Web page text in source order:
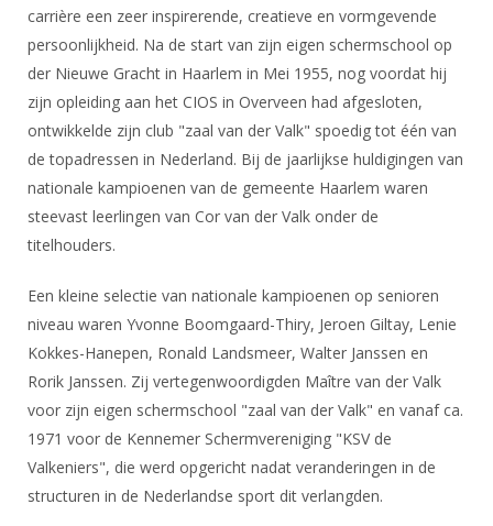
Historie
Ereleden
Leden van Verdiensten
Vacatures
Bondsbureau
Contact
Medewerkers
Samenwerking
Formulieren
Alle Verenigingen
Nieuws
Verenigingsondersteuning
Witte Vlekkenplan
Materiaal
Schermpaspoort
Rolstoelschermen
Wedstrijdkalender
KNAS Keurmerk
JPT
Veteranenwedstrijden
Wedstrijdorganisatie
Nieuws
Talentontwikkeling
Atletencommissie
Internationale Titeltoernooien
Internationale aanmeldingen
Nieuws
Nationale opleidingen
Internationale opleidingen
Leraar
Voor scheidsrechters
Scheidsrechterslijst
Scheidsrechter Documentatie
Opleidingen
Tuchtzaken
carrière een zeer inspirerende, creatieve en vormgevende
persoonlijkheid. Na de start van zijn eigen schermschool op
der Nieuwe Gracht in Haarlem in Mei 1955, nog voordat hij
zijn opleiding aan het CIOS in Overveen had afgesloten,
ontwikkelde zijn club "zaal van der Valk" spoedig tot één van
de topadressen in Nederland. Bij de jaarlijkse huldigingen van
nationale kampioenen van de gemeente Haarlem waren
steevast leerlingen van Cor van der Valk onder de
titelhouders.
Een kleine selectie van nationale kampioenen op senioren
niveau waren Yvonne Boomgaard-Thiry, Jeroen Giltay, Lenie
Kokkes-Hanepen, Ronald Landsmeer, Walter Janssen en
Rorik Janssen. Zij vertegenwoordigden Maître van der Valk
voor zijn eigen schermschool "zaal van der Valk" en vanaf ca.
1971 voor de Kennemer Schermvereniging "KSV de
Valkeniers", die werd opgericht nadat veranderingen in de
structuren in de Nederlandse sport dit verlangden.